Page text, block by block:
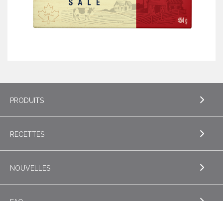
PRODUITS
EXPLORE PRODUITS
RECETTES
EXPLORE RECETTES
NOUVELLES